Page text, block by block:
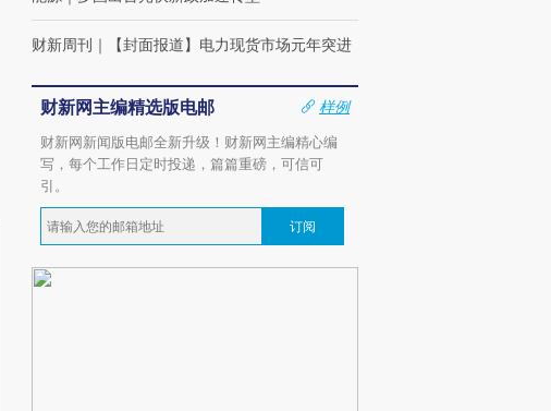
财新周刊 ｜ 【封面报道】电力现货市场元年突进
财新网主编精选版电邮
样例
财新网新闻版电邮全新升级！财新网主编精心编
写，每个工作日定时投递，篇篇重磅，可信可
引。
订阅